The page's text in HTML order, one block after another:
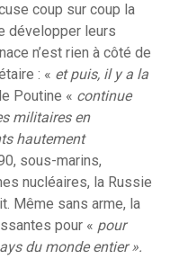
coup sur coup la
développer leurs
n’est rien à côté de
: « et puis, il y a la
Poutine « continue
militaires en
hautement
sous-marins,
nucléaires, la Russie
Même sans arme, la
pour « pour
du monde entier ».